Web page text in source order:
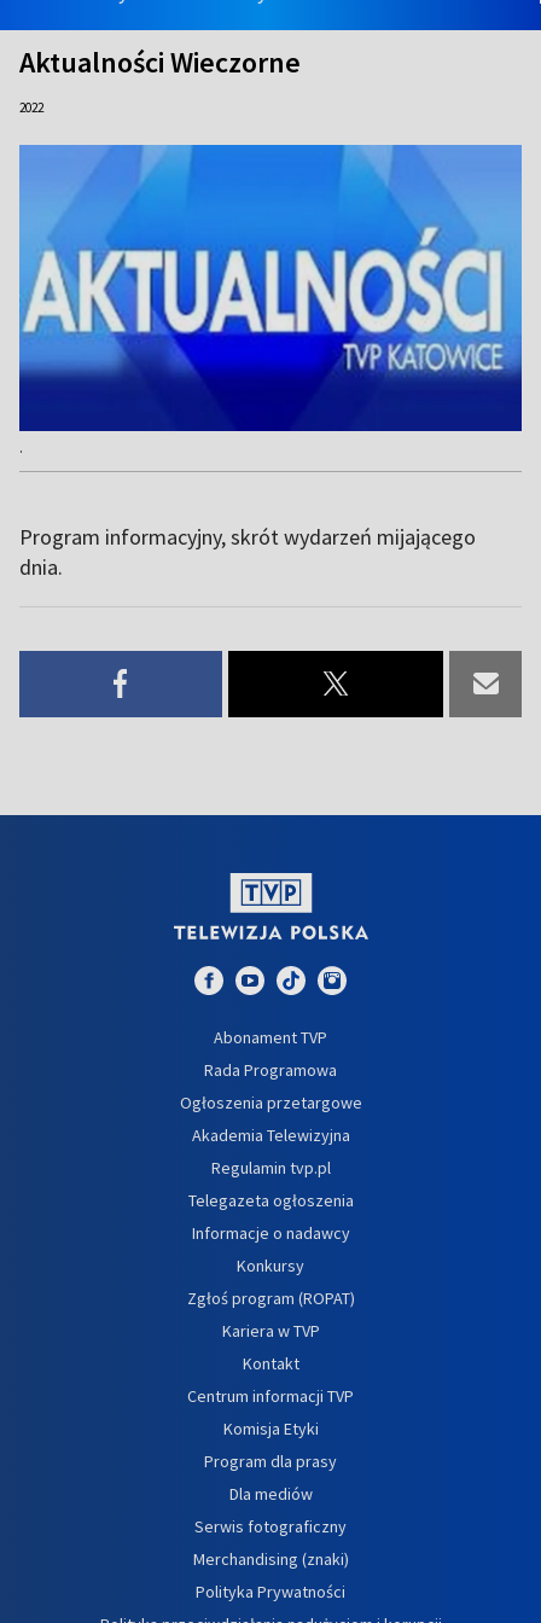
Aktualności Wieczorne
2022
.
Program informacyjny, skrót wydarzeń mijającego
dnia.
Abonament TVP
Rada Programowa
Ogłoszenia przetargowe
Akademia Telewizyjna
Regulamin tvp.pl
Telegazeta ogłoszenia
Informacje o nadawcy
Konkursy
Zgłoś program (ROPAT)
Kariera w TVP
Kontakt
Centrum informacji TVP
Komisja Etyki
Program dla prasy
Dla mediów
Serwis fotograficzny
Merchandising (znaki)
Polityka Prywatności